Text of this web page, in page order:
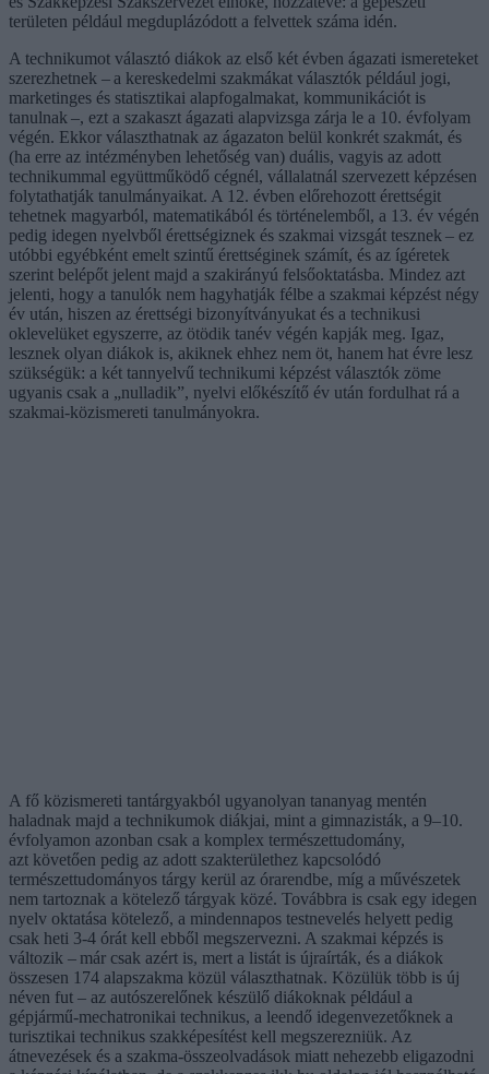
területen például megduplázódott a felvettek száma idén.
A technikumot választó diákok az első két évben ágazati ismereteket
szerezhetnek – a kereskedelmi szakmákat választók például jogi,
marketinges és statisztikai alapfogalmakat, kommunikációt is
tanulnak –, ezt a szakaszt ágazati alapvizsga zárja le a 10. évfolyam
végén. Ekkor választhatnak az ágazaton belül konkrét szakmát, és
(ha erre az intézményben lehetőség van) duális, vagyis az adott
technikummal együttműködő cégnél, vállalatnál szervezett képzésen
folytathatják tanulmányaikat. A 12. évben előrehozott érettségit
tehetnek magyarból, matematikából és történelemből, a 13. év végén
pedig idegen nyelvből érettségiznek és szakmai vizsgát tesznek – ez
utóbbi egyébként emelt szintű érettséginek számít, és az ígéretek
szerint belépőt jelent majd a szakirányú felsőoktatásba. Mindez azt
jelenti, hogy a tanulók nem hagyhatják félbe a szakmai képzést négy
év után, hiszen az érettségi bizonyítványukat és a technikusi
oklevelüket egyszerre, az ötödik tanév végén kapják meg. Igaz,
lesznek olyan diákok is, akiknek ehhez nem öt, hanem hat évre lesz
szükségük: a két tannyelvű technikumi képzést választók zöme
ugyanis csak a „nulladik”, nyelvi előkészítő év után fordulhat rá a
szakmai-közismereti tanulmányokra.
A fő közismereti tantárgyakból ugyanolyan tananyag mentén
haladnak majd a technikumok diákjai, mint a gimnazisták, a 9–10.
évfolyamon azonban csak a komplex természettudomány,
azt követően pedig az adott szakterülethez kapcsolódó
természettudományos tárgy kerül az órarendbe, míg a művészetek
nem tartoznak a kötelező tárgyak közé. Továbbra is csak egy idegen
nyelv oktatása kötelező, a mindennapos testnevelés helyett pedig
csak heti 3-4 órát kell ebből megszervezni. A szakmai képzés is
változik – már csak azért is, mert a listát is újraírták, és a diákok
összesen 174 alapszakma közül választhatnak. Közülük több is új
néven fut – az autószerelőnek készülő diákoknak például a
gépjármű-mechatronikai technikus, a leendő idegenvezetőknek a
turisztikai technikus szakképesítést kell megszerezniük. Az
átnevezések és a szakma-összeolvadások miatt nehezebb eligazodni